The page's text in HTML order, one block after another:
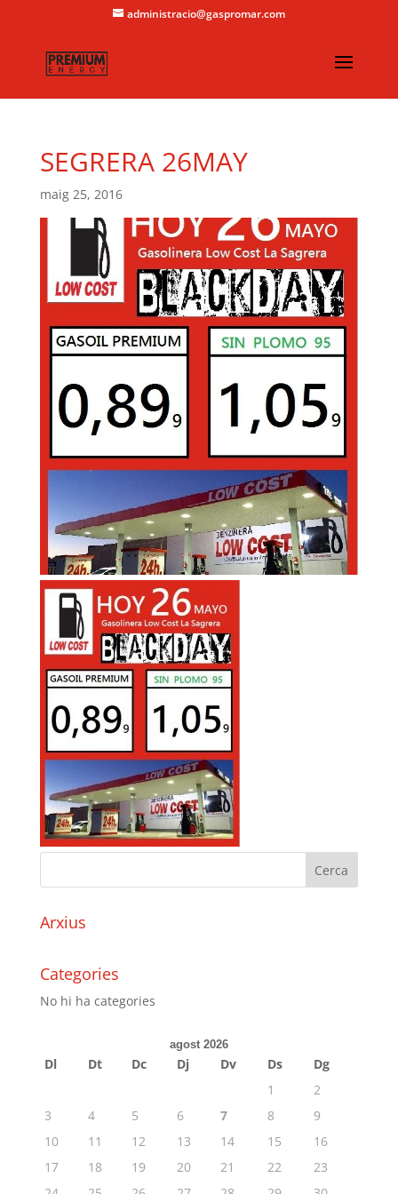
administracio@gaspromar.com
SEGRERA 26MAY
maig 25, 2016
Arxius
Categories
No hi ha categories
agost 2026
Dl Dt Dc Dj Dv Ds
Dg
1
2
3
4 5 6 7 8
9
10
11 12 13 14 15
16
17
18 19 20 21 22
23